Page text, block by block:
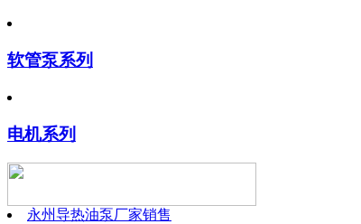
软管泵系列
电机系列
永州导热油泵厂家销售